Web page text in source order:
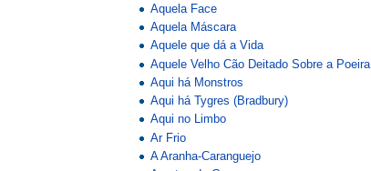
Aquela Face
Aquela Máscara
Aquele que dá a Vida
Aquele Velho Cão Deitado Sobre a Poeira
Aqui há Monstros
Aqui há Tygres (Bradbury)
Aqui no Limbo
Ar Frio
A Aranha-Caranguejo